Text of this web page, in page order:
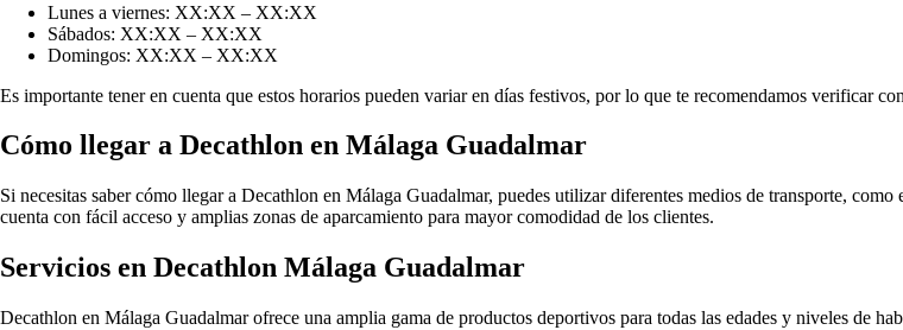
Lunes a viernes: XX:XX – XX:XX
Sábados: XX:XX – XX:XX
Domingos: XX:XX – XX:XX
Es importante tener en cuenta que estos horarios pueden variar en días festivos, por lo que te recomendamos verificar
Cómo llegar a Decathlon en Málaga Guadalmar
Si necesitas saber cómo llegar a Decathlon en Málaga Guadalmar, puedes utilizar diferentes medios de transporte,
cuenta con fácil acceso y amplias zonas de aparcamiento para mayor comodidad de los clientes.
Servicios en Decathlon Málaga Guadalmar
Decathlon en Málaga Guadalmar ofrece una amplia gama de productos deportivos para todas las edades y niveles de